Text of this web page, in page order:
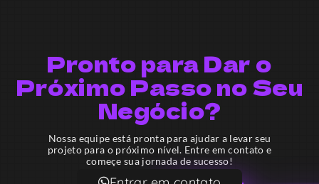
Pronto para Dar o
Próximo Passo no Seu
Negócio?
Nossa equipe está pronta para ajudar a levar seu
projeto para o próximo nível. Entre em contato e
começe sua jornada de sucesso!